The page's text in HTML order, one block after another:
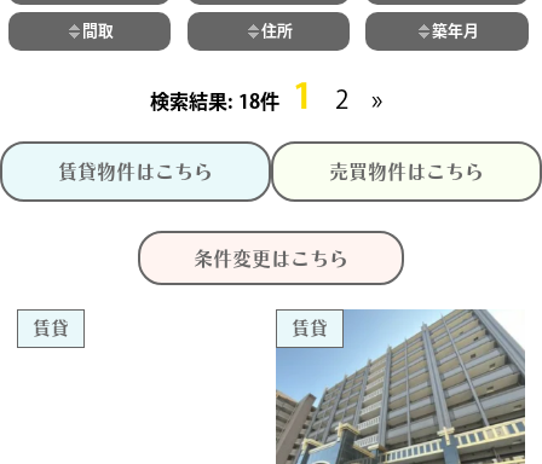
間取 住所 築年月
18件 1 2 »
賃貸物件はこちら 売買物件はこちら
条件変更はこちら
賃貸 賃貸